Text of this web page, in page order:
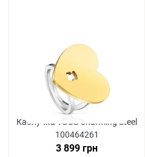
Каблучка TOUS Charming Steel
100464261
3 899 грн